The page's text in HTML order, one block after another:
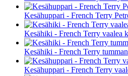
Kesähuppari - French Terry
Kesähiki - French Terry vaalea
Kesähiki - French Terry
Kesähuppari - French Terry